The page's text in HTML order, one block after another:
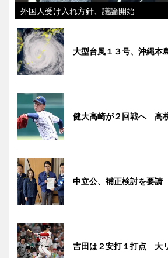
外国人受け入れ方針、議論開始
大型台風１３号、沖縄本
健大高崎が２回戦へ 高
中立公、補正検討を要請
吉田は２安打１打点 大